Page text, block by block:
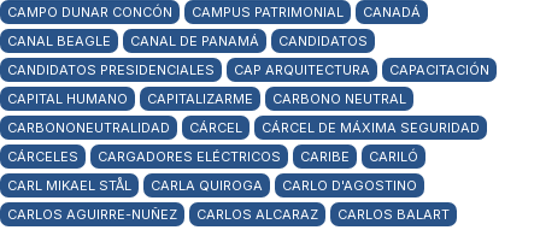
CAMPO DUNAR CONCÓN
CAMPUS PATRIMONIAL
CANADÁ
CANAL BEAGLE
CANAL DE PANAMÁ
CANDIDATOS
CANDIDATOS PRESIDENCIALES
CAP ARQUITECTURA
CAPACITACIÓN
CAPITAL HUMANO
CAPITALIZARME
CARBONO NEUTRAL
CARBONONEUTRALIDAD
CÁRCEL
CÁRCEL DE MÁXIMA SEGURIDAD
CÁRCELES
CARGADORES ELÉCTRICOS CARIBE
CARILÓ
CARL MIKAEL STÅL
CARLA QUIROGA
CARLO D'AGOSTINO
CARLOS AGUIRRE-NUÑEZ
CARLOS ALCARAZ
CARLOS BALART